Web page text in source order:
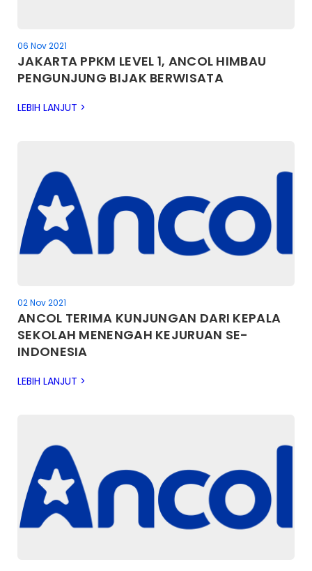
06 Nov 2021
JAKARTA PPKM LEVEL 1, ANCOL HIMBAU
PENGUNJUNG BIJAK BERWISATA
LEBIH LANJUT >
02 Nov 2021
ANCOL TERIMA KUNJUNGAN DARI KEPALA
SEKOLAH MENENGAH KEJURUAN SE-
INDONESIA
LEBIH LANJUT >